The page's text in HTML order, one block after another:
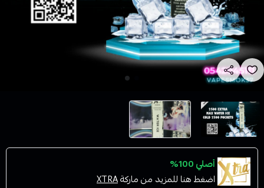
أصلي 100%
اضغط هنا للمزيد من ماركةXTRA